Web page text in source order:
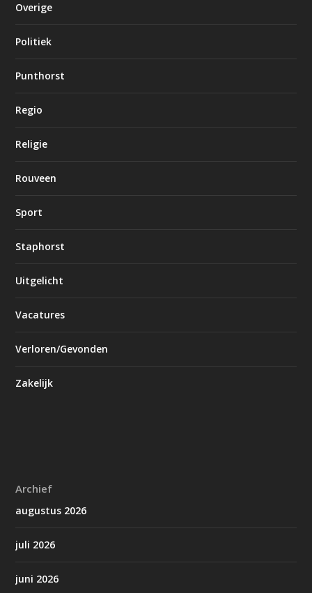
Overige
Politiek
Punthorst
Regio
Religie
Rouveen
Sport
Staphorst
Uitgelicht
Vacatures
Verloren/Gevonden
Zakelijk
Archief
augustus 2026
juli 2026
juni 2026